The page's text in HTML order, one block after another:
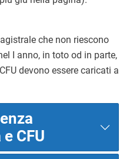
che non riescono
I anno, in toto od in parte,
devono essere caricati a
CFU